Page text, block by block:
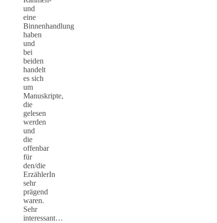
und
eine
Binnenhandlung
haben
und
bei
beiden
handelt
es sich
um
Manuskripte,
die
gelesen
werden
und
die
offenbar
für
den/die
ErzählerIn
sehr
prägend
waren.
Sehr
interessant…